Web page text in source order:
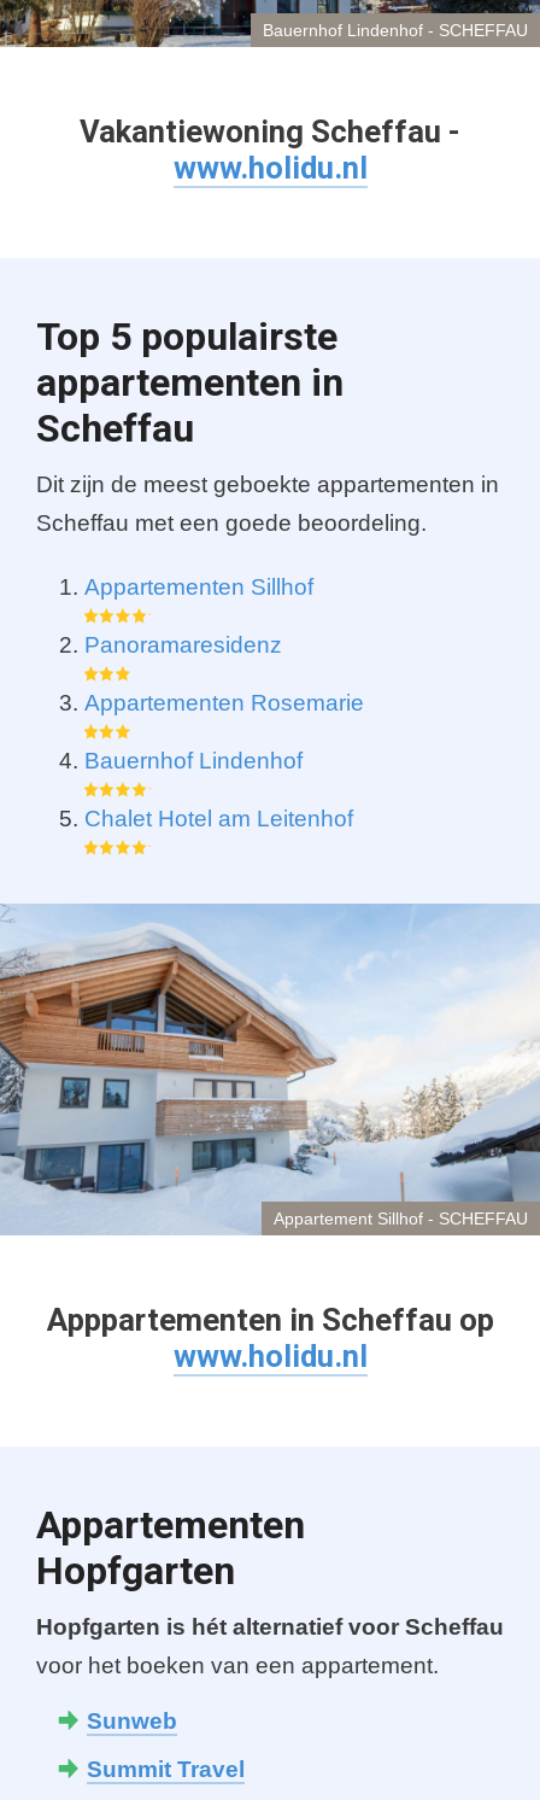
Bauernhof Lindenhof - SCHEFFAU
Vakantiewoning Scheffau -
www.holidu.nl
Top 5 populairste
appartementen in
Scheffau
Dit zijn de meest geboekte appartementen in
Scheffau met een goede beoordeling.
Appartementen Sillhof
Panoramaresidenz
Appartementen Rosemarie
Bauernhof Lindenhof
Chalet Hotel am Leitenhof
Appartement Sillhof - SCHEFFAU
Apppartementen in Scheffau op
www.holidu.nl
Appartementen
Hopfgarten
Hopfgarten is hét alternatief voor Scheffau
voor het boeken van een appartement.
Sunweb
Summit Travel